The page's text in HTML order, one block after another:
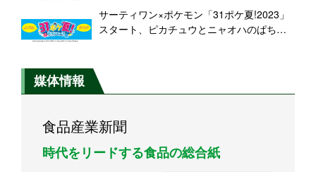
サーティワン×ポケモン「31ポケ夏!2023」
スタート、ピカチュウとニャオハのぱちぱ
媒体情報
食品産業新聞
時代をリードする食品の総合紙